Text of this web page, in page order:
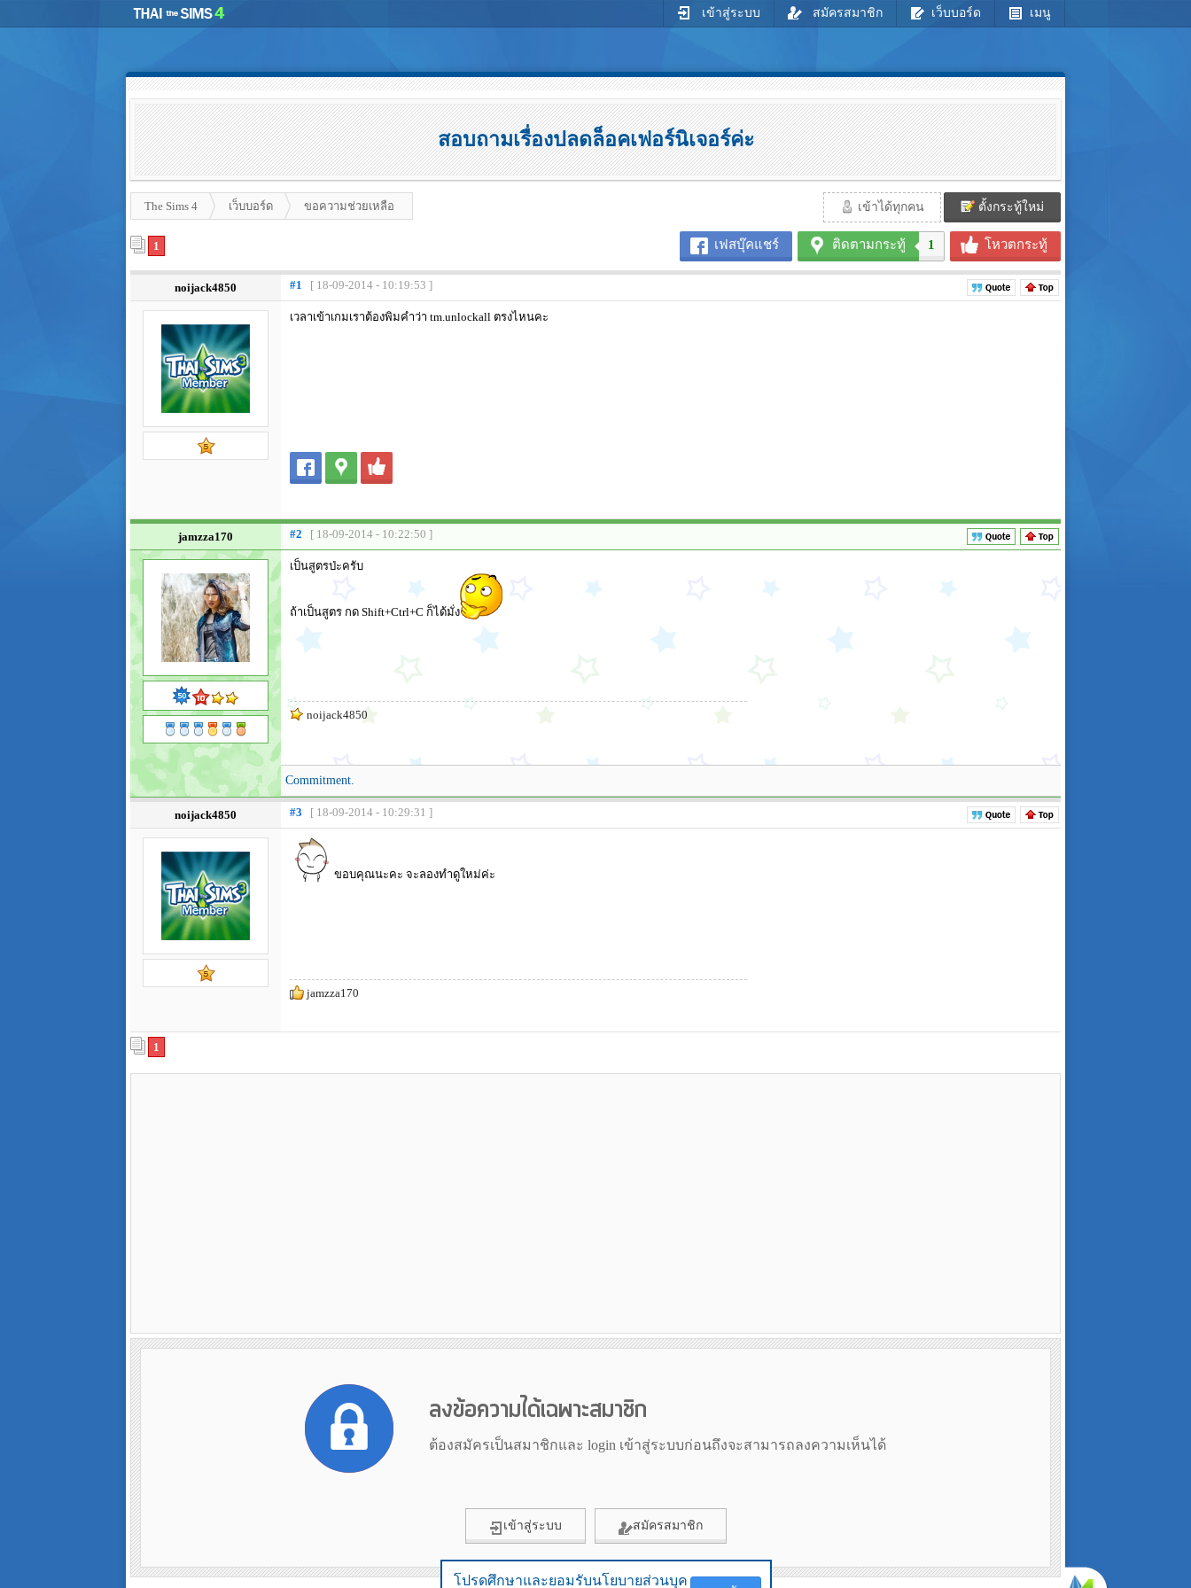
โปรดศึกษาและยอมรับนโยบายส่วนบุค
เข้าสู่ระบบ สมัครสมาชิก เว็บบอร์ด เมนู
สอบถามเรื่องปลดล็อคเฟอร์นิเจอร์ค่ะ
The Sims 4 เว็บบอร์ด ขอความช่วยเหลือ เข้าได้ทุกคน ตั้งกระทู้ใหม่
เฟสบุ๊คแชร์ ติดตามกระทู้ 1 โหวตกระทู้
1
noijack4850 #1 [ 18-09-2014 - 10:19:53 ]
เวลาเข้าเกมเราต้องพิมคำว่า tm.unlockall ตรงไหนคะ
jamzza170 #2 [ 18-09-2014 - 10:22:50 ]
เป็นสูตรป่ะครับ
ถ้าเป็นสูตร กด Shift+Ctrl+C ก็ได้มั่ง
noijack4850
Commitment.
noijack4850 #3 [ 18-09-2014 - 10:29:31 ]
ขอบคุณนะคะ จะลองทำดูใหม่ค่ะ
jamzza170
1
ลงข้อความได้เฉพาะสมาชิก
ต้องสมัครเป็นสมาชิกและ login เข้าสู่ระบบก่อนถึงจะสามารถลงความเห็นได้
เข้าสู่ระบบ สมัครสมาชิก
โปรดศึกษาและยอมรับนโยบายส่วนบุค